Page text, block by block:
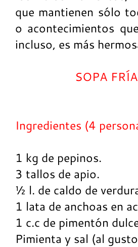
que mantienen sólo
o acontecimientos
incluso, es más
SOPA
Ingredientes (4
1 kg de pepinos.
3 tallos de apio.
½ l. de caldo de
1 lata de anchoas en
1 c.c de pimentón
Pimienta y sal (al